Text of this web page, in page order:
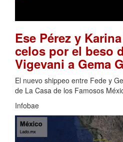
Ese Pérez y
celos por el beso
Vigevani a Gema
El nuevo shippeo entre Fede y
de La Casa de los Famosos
Infobae